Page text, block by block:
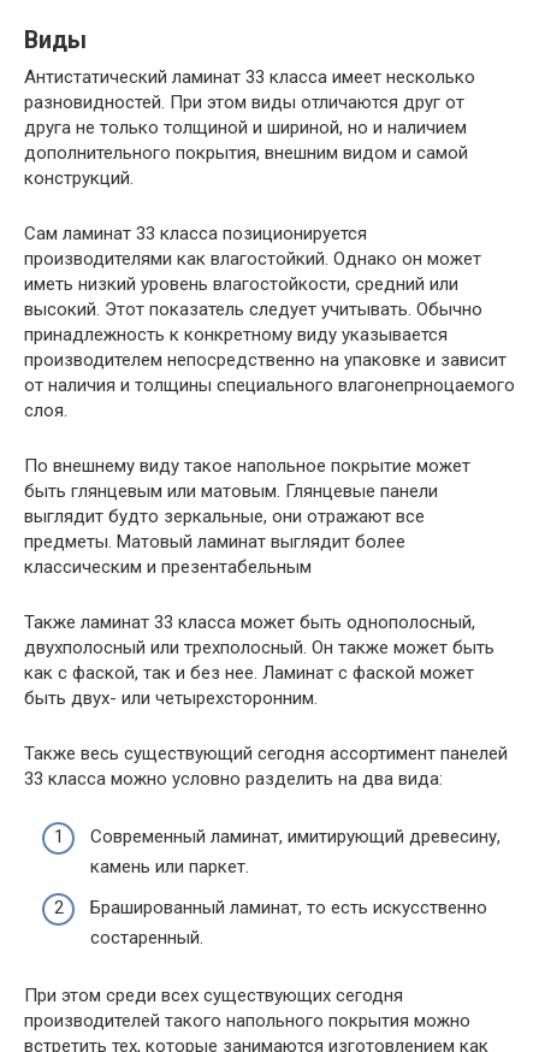
Виды
Антистатический ламинат 33 класса имеет несколько
разновидностей. При этом виды отличаются друг от
друга не только толщиной и шириной, но и наличием
дополнительного покрытия, внешним видом и самой
конструкций.
Сам ламинат 33 класса позиционируется
производителями как влагостойкий. Однако он может
иметь низкий уровень влагостойкости, средний или
высокий. Этот показатель следует учитывать. Обычно
принадлежность к конкретному виду указывается
производителем непосредственно на упаковке и зависит
от наличия и толщины специального влагонепрноцаемого
слоя.
По внешнему виду такое напольное покрытие может
быть глянцевым или матовым. Глянцевые панели
выглядит будто зеркальные, они отражают все
предметы. Матовый ламинат выглядит более
классическим и презентабельным
Также ламинат 33 класса может быть однополосный,
двухполосный или трехполосный. Он также может быть
как с фаской, так и без нее. Ламинат с фаской может
быть двух- или четырехсторонним.
Также весь существующий сегодня ассортимент панелей
33 класса можно условно разделить на два вида:
Современный ламинат, имитирующий древесину,
камень или паркет.
Брашированный ламинат, то есть искусственно
состаренный.
При этом среди всех существующих сегодня
производителей такого напольного покрытия можно
встретить тех, которые занимаются изготовлением как